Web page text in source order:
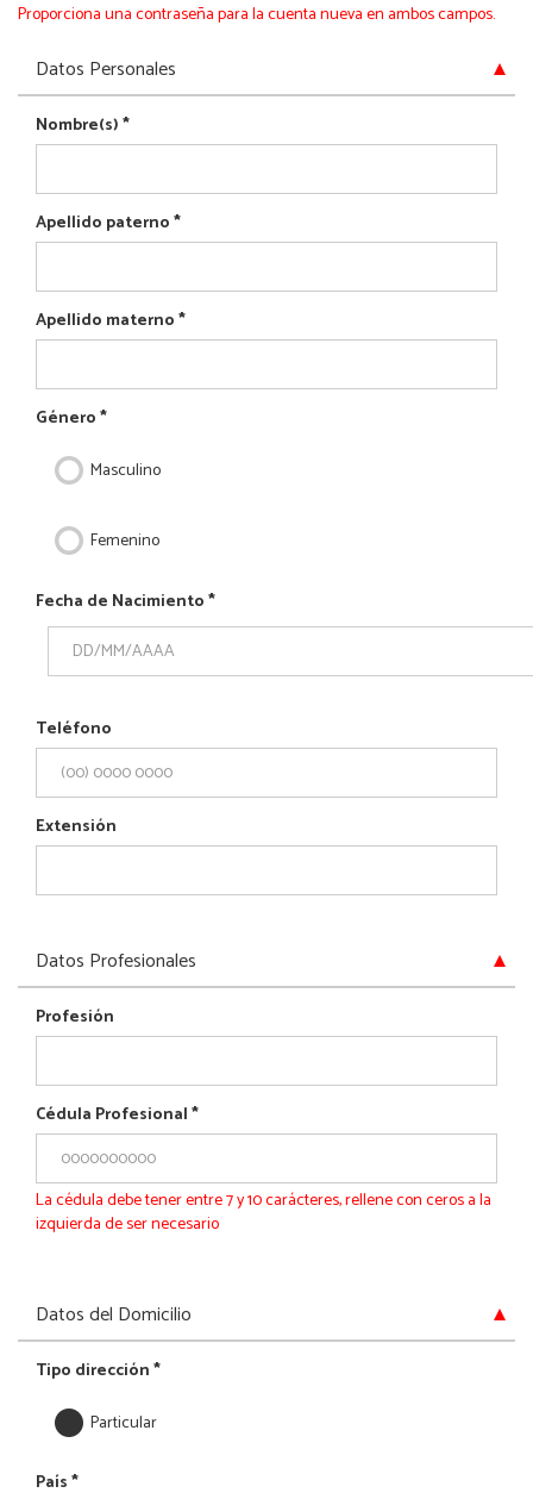
Proporciona una contraseña para la cuenta nueva en ambos campos.
Ocultar
Datos Personales
Nombre(s)*
Apellido paterno*
Apellido materno*
Género*
Masculino
Femenino
Fecha de Nacimiento*
Teléfono
Extensión
Ocultar
Datos Profesionales
Profesión
Cédula Profesional*
La cédula debe tener entre 7 y 10 carácteres, rellene con ceros a la
izquierda de ser necesario
Ocultar
Datos del Domicilio
Tipo dirección*
Particular
País*